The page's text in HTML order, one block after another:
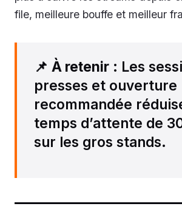
file, meilleure bouffe et meilleur
📌 À retenir : Les
presses et ouverture
recommandée
temps d’attente de
sur les gros stands.